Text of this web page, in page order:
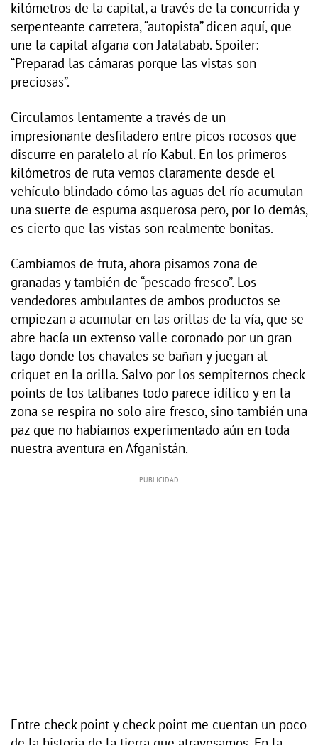
kilómetros de la capital, a través de la concurrida y
serpenteante carretera, “autopista” dicen aquí, que
une la capital afgana con Jalalabab. Spoiler:
“Preparad las cámaras porque las vistas son
preciosas”.
Circulamos lentamente a través de un
impresionante desfiladero entre picos rocosos que
discurre en paralelo al río Kabul. En los primeros
kilómetros de ruta vemos claramente desde el
vehículo blindado cómo las aguas del río acumulan
una suerte de espuma asquerosa pero, por lo demás,
es cierto que las vistas son realmente bonitas.
Cambiamos de fruta, ahora pisamos zona de
granadas y también de “pescado fresco”. Los
vendedores ambulantes de ambos productos se
empiezan a acumular en las orillas de la vía, que se
abre hacía un extenso valle coronado por un gran
lago donde los chavales se bañan y juegan al
criquet en la orilla. Salvo por los sempiternos check
points de los talibanes todo parece idílico y en la
zona se respira no solo aire fresco, sino también una
paz que no habíamos experimentado aún en toda
nuestra aventura en Afganistán.
Entre check point y check point me cuentan un poco